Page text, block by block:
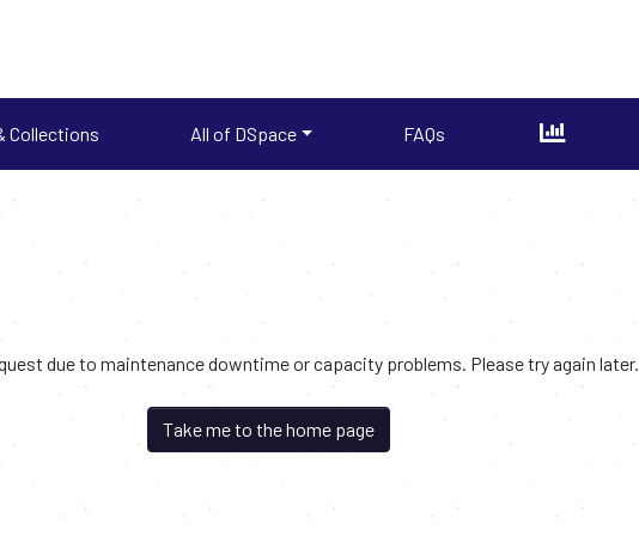
Collections All of DSpace FAQs
due to maintenance downtime or capacity problems. Please try again later.
Take me to the home page